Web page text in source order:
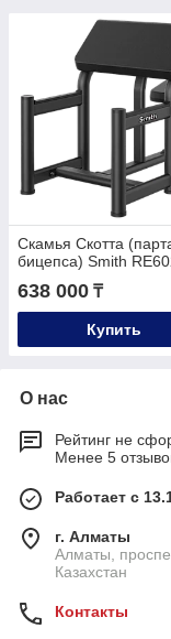
Скамья Скотта
бицепса) Smith
638 000 ₸
Купить
О нас
Рейтинг не
Менее 5
Работает с
г. Алматы
Алматы,
Казахстан
Контакты